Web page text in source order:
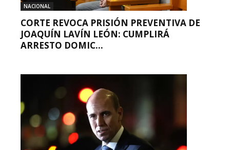
NACIONAL
CORTE REVOCA PRISIÓN PREVENTIVA DE
JOAQUÍN LAVÍN LEÓN: CUMPLIRÁ
ARRESTO DOMIC...